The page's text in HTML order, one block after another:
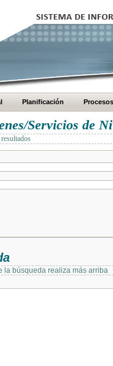
Planificación Procesos
Servicios de
la búsqueda realiza más arriba